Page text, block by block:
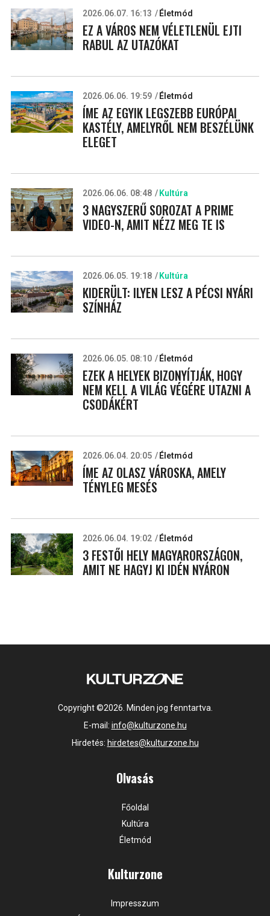
2026.06.07. 16:13 Életmód
EZ A VÁROS NEM VÉLETLENÜL EJTI
RABUL AZ UTAZÓKAT
2026.06.06. 19:59 Életmód
ÍME AZ EGYIK LEGSZEBB EURÓPAI
KASTÉLY, AMELYRŐL NEM BESZÉLÜNK
ELEGET
2026.06.06. 08:48 Kultúra
3 NAGYSZERŰ SOROZAT A PRIME
VIDEO-N, AMIT NÉZZ MEG TE IS
2026.06.05. 19:18 Kultúra
KIDERÜLT: ILYEN LESZ A PÉCSI NYÁRI
SZÍNHÁZ
2026.06.05. 08:10 Életmód
EZEK A HELYEK BIZONYÍTJÁK, HOGY
NEM KELL A VILÁG VÉGÉRE UTAZNI A
CSODÁKÉRT
2026.06.04. 20:05 Életmód
ÍME AZ OLASZ VÁROSKA, AMELY
TÉNYLEG MESÉS
2026.06.04. 19:02 Életmód
3 FESTŐI HELY MAGYARORSZÁGON,
AMIT NE HAGYJ KI IDÉN NYÁRON
Copyright ©2026. Minden jog fenntartva.
E-mail: info@kulturzone.hu
Hirdetés: hirdetes@kulturzone.hu
Olvasás
Főoldal
Kultúra
Életmód
Kulturzone
Impresszum